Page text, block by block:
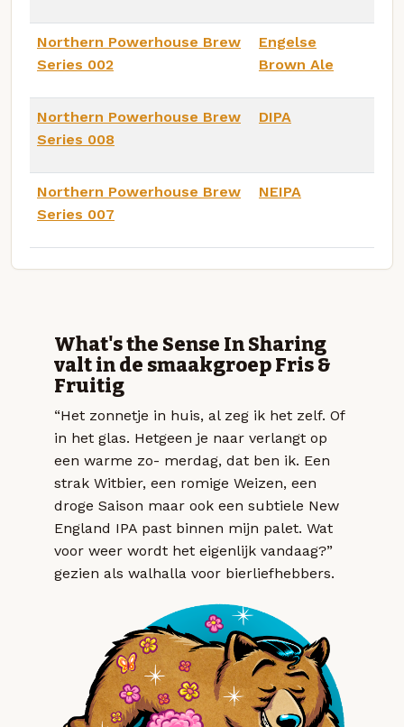
Northern Powerhouse Brew
Series 002
Engelse
Brown Ale
Northern Powerhouse Brew
Series 008
DIPA
Northern Powerhouse Brew
Series 007
NEIPA
What's the Sense In Sharing
valt in de smaakgroep Fris &
Fruitig
“Het zonnetje in huis, al zeg ik het zelf. Of
in het glas. Hetgeen je naar verlangt op
een warme zo- merdag, dat ben ik. Een
strak Witbier, een romige Weizen, een
droge Saison maar ook een subtiele New
England IPA past binnen mijn palet. Wat
voor weer wordt het eigenlijk vandaag?”
gezien als walhalla voor bierliefhebbers.